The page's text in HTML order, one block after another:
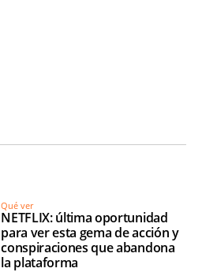
Qué ver
NETFLIX: última oportunidad
para ver esta gema de acción y
conspiraciones que abandona
la plataforma